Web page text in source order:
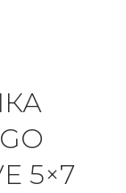
5×7